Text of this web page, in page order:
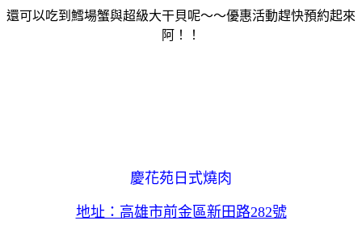
還可以吃到鱈場蟹與超級大干貝呢～～優惠活動趕快預約起來
阿！！
慶花苑日式燒肉
地址：高雄市前金區新田路282號